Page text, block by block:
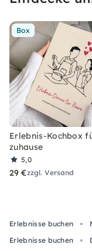
Box
Erlebnis-Kochbox
zuhause
5,0
29 €zzgl. Versand
Erlebnisse buchen
Erlebnisse buchen